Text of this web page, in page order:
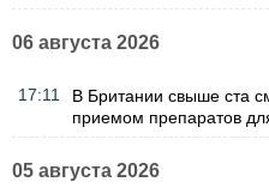
06 августа 2026
17:11
В Британии свыше ста
приемом препаратов
05 августа 2026